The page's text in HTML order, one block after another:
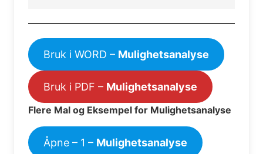
Bruk i WORD – Mulighetsanalyse
Bruk i PDF – Mulighetsanalyse
Flere Mal og Eksempel for Mulighetsanalyse
Åpne – 1 – Mulighetsanalyse